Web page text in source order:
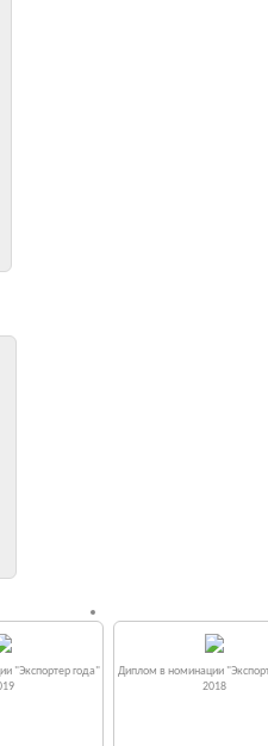
"Экспортер года"
Диплом в номинации
2018